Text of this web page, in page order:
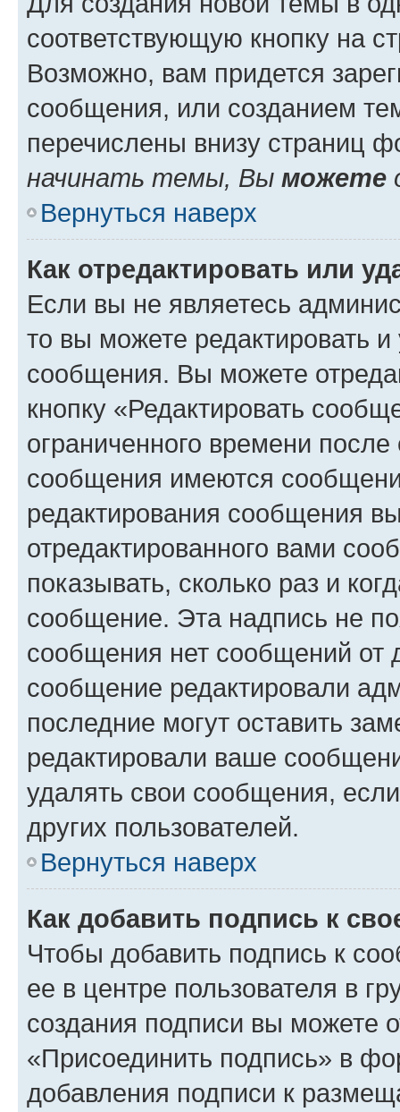
соответствующую кнопку на
Возможно, вам придется
сообщения, или созданием
перечислены внизу страниц
начинать темы, Вы можете
Вернуться наверх
Как отредактировать или
Если вы не являетесь
то вы можете редактировать
сообщения. Вы можете
кнопку «Редактировать
ограниченного времени
сообщения имеются
редактирования сообщения
отредактированного вами
показывать, сколько раз и
сообщение. Эта надпись не
сообщения нет сообщений от
сообщение редактировали
последние могут оставить
редактировали ваше
удалять свои сообщения,
других пользователей.
Вернуться наверх
Как добавить подпись к
Чтобы добавить подпись к
ее в центре пользователя в
создания подписи вы можете
«Присоединить подпись» в
добавления подписи к